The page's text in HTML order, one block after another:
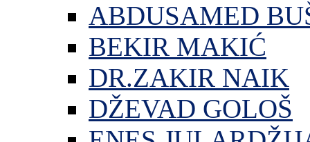
ABDUSAMED
BEKIR MAKIĆ
DR.ZAKIR NAIK
DŽEVAD GOLOŠ